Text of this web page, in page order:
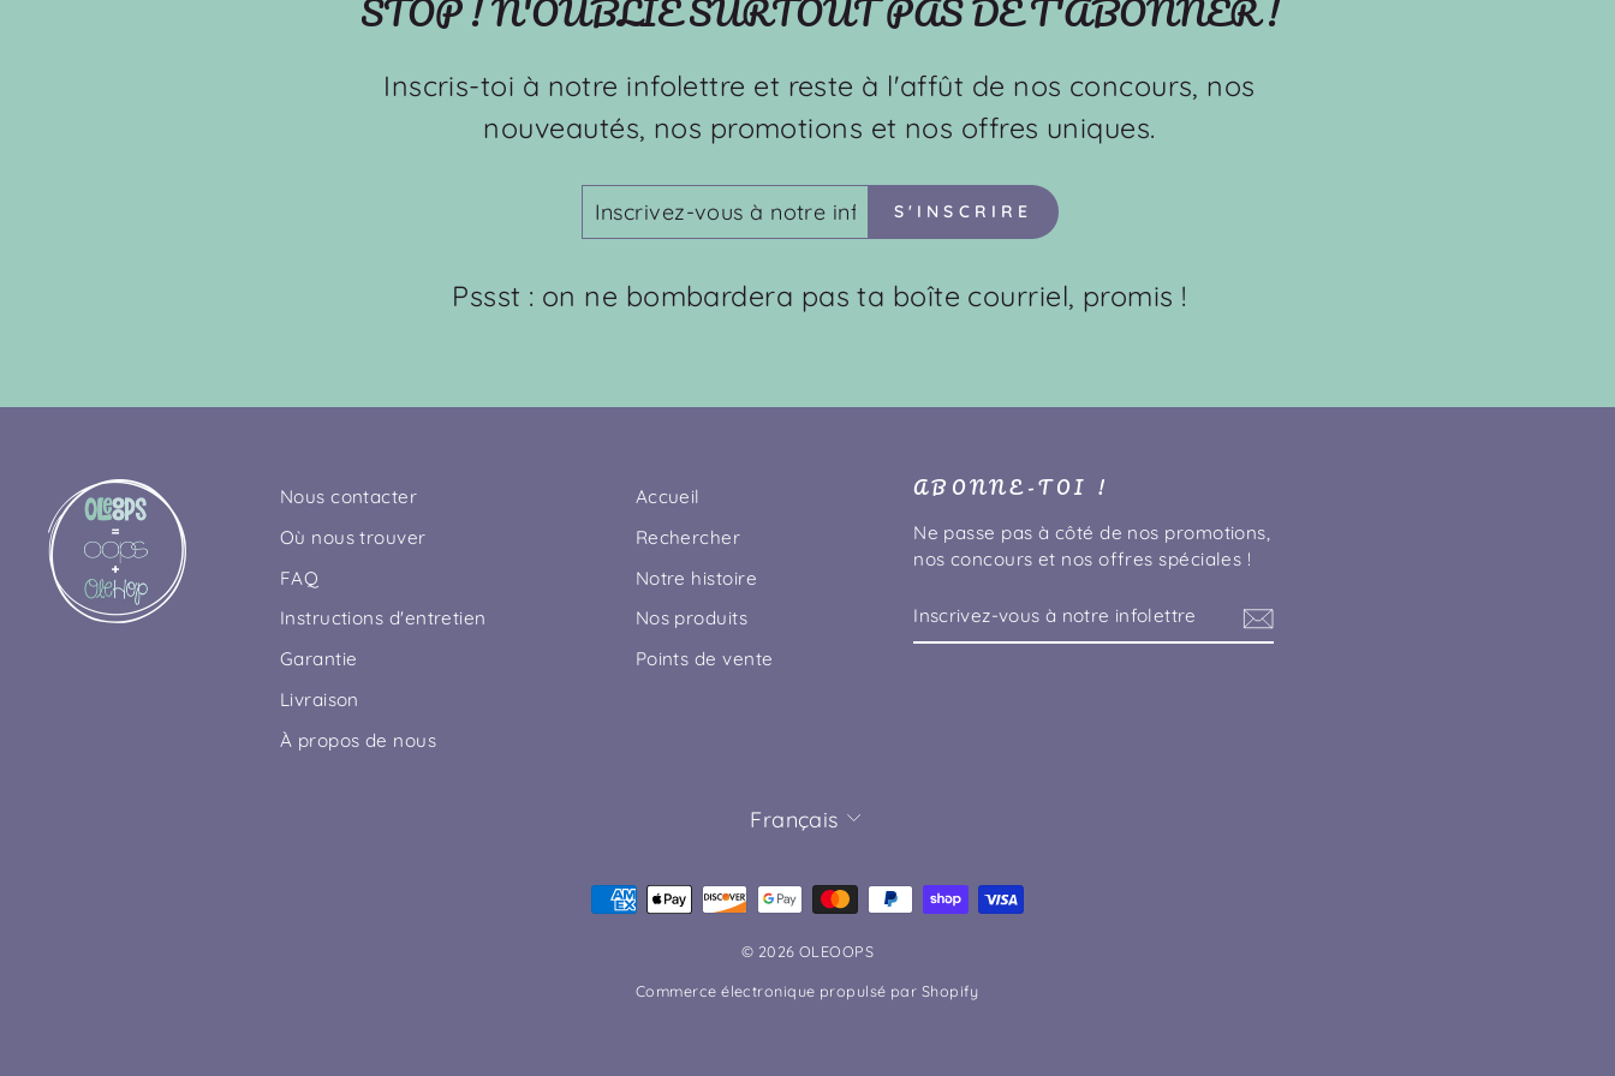
Inscris-toi à notre infolettre et reste à l'affût de nos concours, nos
nouveautés, nos promotions et nos offres uniques.
VOUS
À
INFOLETTRE
S'INSCRIRE
Pssst : on ne bombardera pas ta boîte courriel, promis !
Nous contacter
Où nous trouver
FAQ
Instructions d'entretien
Garantie
Livraison
À propos de nous
Accueil
Rechercher
Notre histoire
Nos produits
Points de vente
ABONNE-TOI !
Ne passe pas à côté de nos promotions,
nos concours et nos offres spéciales !
VOUS
À
LANGUE
Français
© 2026 OLEOOPS
Commerce électronique propulsé par Shopify